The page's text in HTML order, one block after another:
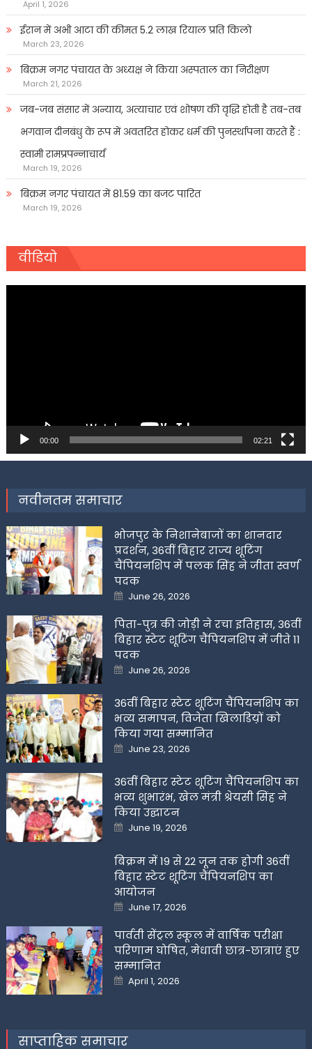
April 1, 2026
ईरान में अभी आटा की कीमत 5.2 लाख रियाल प्रति किलो
March 23, 2026
बिक्रम नगर पंचायत के अध्यक्ष ने किया अस्पताल का निरीक्षण
March 21, 2026
जब-जब संसार में अन्याय, अत्याचार एवं शोषण की वृद्धि होती है तब-तब
भगवान दीनबंधु के रूप में अवतरित होकर धर्म की पुनर्स्थापना करते हैं :
स्वामी रामप्रपन्नाचार्य
March 19, 2026
बिक्रम नगर पंचायत में 81.59 का बजट पारित
March 19, 2026
वीडियो
00:00 02:21
नवीनतम समाचार
भोजपुर के निशानेबाजों का शानदार
प्रदर्शन, 36वीं बिहार राज्य शूटिंग
चैंपियनशिप में पलक सिंह ने जीता स्वर्ण
पदक
Posted
on
June 26, 2026
पिता-पुत्र की जोड़ी ने रचा इतिहास, 36वीं
बिहार स्टेट शूटिंग चैंपियनशिप में जीते 11
पदक
Posted
on
June 26, 2026
36वीं बिहार स्टेट शूटिंग चैंपियनशिप का
भव्य समापन, विजेता खिलाडिय़ों को
किया गया सम्मानित
Posted
on
June 23, 2026
36वीं बिहार स्टेट शूटिंग चैंपियनशिप का
भव्य शुभारंभ, खेल मंत्री श्रेयसी सिंह ने
किया उद्घाटन
Posted
on
June 19, 2026
बिक्रम में 19 से 22 जून तक होगी 36वीं
बिहार स्टेट शूटिंग चैंपियनशिप का
आयोजन
Posted
on
June 17, 2026
पार्वती सेंट्रल स्कूल में वार्षिक परीक्षा
परिणाम घोषित, मेधावी छात्र-छात्राएं हुए
सम्मानित
Posted
on
April 1, 2026
साप्ताहिक समाचार